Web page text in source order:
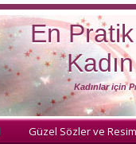
En Pratik
Kadın
Kadınlar için
Güzel Sözler ve